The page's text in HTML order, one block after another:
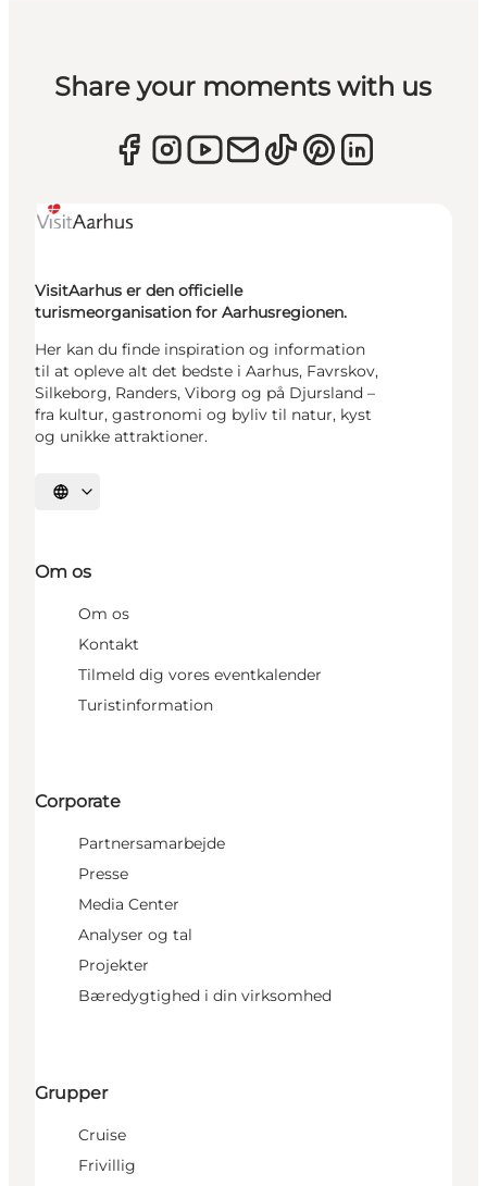
Share your moments with us
VisitAarhus er den officielle
turismeorganisation for Aarhusregionen.
Her kan du finde inspiration og information
til at opleve alt det bedste i Aarhus, Favrskov,
Silkeborg, Randers, Viborg og på Djursland –
fra kultur, gastronomi og byliv til natur, kyst
og unikke attraktioner.
Vælg sprog
Om os
Om os
Kontakt
Tilmeld dig vores eventkalender
Turistinformation
Corporate
Partnersamarbejde
Presse
Media Center
Analyser og tal
Projekter
Bæredygtighed i din virksomhed
Grupper
Cruise
Frivillig